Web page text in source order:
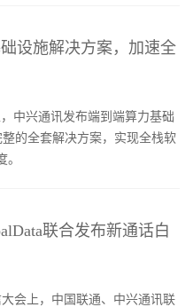
设施解决方案，加速全
中兴通讯发布端到端算力基础
的全套解决方案，实现全栈软
联合发布新通话白
会上，中国联通、中兴通讯联